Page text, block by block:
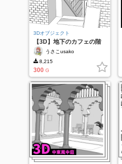
3Dオブジェクト
【3D】地下のカフェの階
段
うさこusako
8,215
300 G